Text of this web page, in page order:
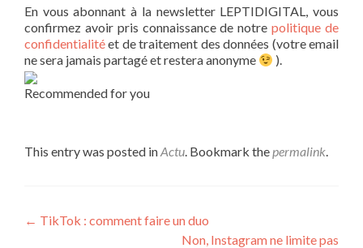
En vous abonnant à la newsletter LEPTIDIGITAL, vous
confirmez avoir pris connaissance de notrepolitique de
confidentialitéet de traitement des données (votre email
ne sera jamais partagé et restera anonyme
).
Recommended for you
This entry was posted inActu. Bookmark thepermalink.
Post navigation
← TikTok : comment faire un duo
Non, Instagram ne limite pas